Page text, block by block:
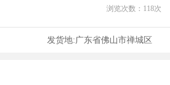
浏览次数： 118次
发货地:广东省佛山市禅城区